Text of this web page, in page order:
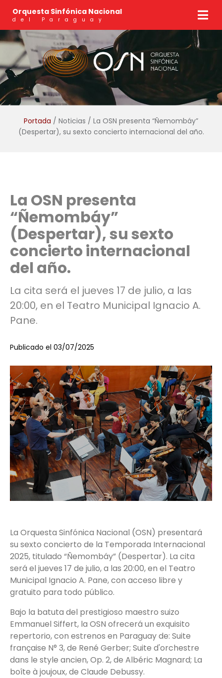
Orquesta Sinfónica Nacional
del Paraguay
Portada / Noticias / La OSN presenta “Ñemombáy”
(Despertar), su sexto concierto internacional del año.
La OSN presenta
“Ñemombáy”
(Despertar), su sexto
concierto internacional
del año.
La cita será el jueves 17 de julio, a las
20:00, en el Teatro Municipal Ignacio A.
Pane.
Publicado el 03/07/2025
La Orquesta Sinfónica Nacional (OSN) presentará
su sexto concierto de la Temporada Internacional
2025, titulado “Ñemombáy” (Despertar). La cita
será el jueves 17 de julio, a las 20:00, en el Teatro
Municipal Ignacio A. Pane, con acceso libre y
gratuito para todo público.
Bajo la batuta del prestigioso maestro suizo
Emmanuel Siffert, la OSN ofrecerá un exquisito
repertorio, con estrenos en Paraguay de: Suite
française N° 3, de René Gerber; Suite d'orchestre
dans le style ancien, Op. 2, de Albéric Magnard; La
boîte à joujoux, de Claude Debussy.